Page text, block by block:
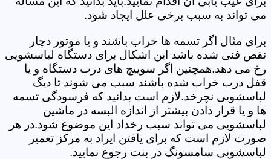
می تواند به سبب برخی علل ایجاد شود.
برای مثال اگر تسمه ها خراب باشند و یا موتور دچار
نقص فنی شده باشد این اشکال برای دستگاه لباسشویی
رخ می دهد.همچنین اگر سوییچ های درب دستگاه و یا
قفل درب خراب شده باشند سبب می شوند تا دیگ
لباسشویی نچرخد.لازم است بدانید که فرسودگی تسمه
ها و یا قرار دادن بیشتر از اندازه البسه در ماشین
لباسشویی می تواند سبب رخداد این موضوع شود.در هر
صورت لازم است که برای یافتن ایراد به مرکز تعمیر
لباسشویی سامسونگ در بنت رجوع نمایید.